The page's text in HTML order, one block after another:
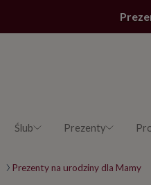
Ślub Prezenty
Prezenty na urodziny dla Mamy